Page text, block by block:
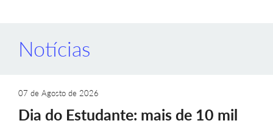
Notícias
07 de Agosto de 2026
Dia do Estudante: mais de 10 mil